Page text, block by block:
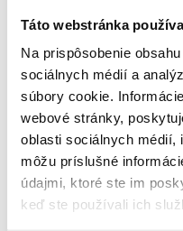
Táto webstránka
Na prispôsobenie
sociálnych médií a
súbory cookie.
webové stránky,
oblasti sociálnych médií,
môžu príslušné
údajmi, ktoré ste im
keď ste používali ich
• Ideálne na prekrytie
• Výsledky môžu vyzerať o
zlepšenému prekrytiu šedín.
Prírodné série
• 100% krytie šedivých vlasov
• Tri prírodné predmiešané
• Na prekrytie šedivých